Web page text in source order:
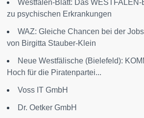
Westfalen-Blatt: Das
zu psychischen Erkrankungen
WAZ: Gleiche Chancen bei der
von Birgitta Stauber-Klein
Neue Westfälische (Bielefeld):
Hoch für die Piratenpartei...
Voss IT GmbH
Dr. Oetker GmbH